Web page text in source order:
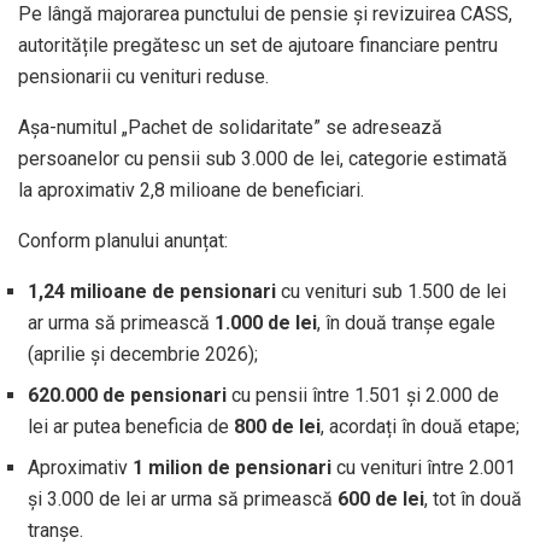
Pe lângă majorarea punctului de pensie și revizuirea CASS,
autoritățile pregătesc un set de ajutoare financiare pentru
pensionarii cu venituri reduse.
Așa-numitul „Pachet de solidaritate” se adresează
persoanelor cu pensii sub 3.000 de lei, categorie estimată
la aproximativ 2,8 milioane de beneficiari.
Conform planului anunțat:
1,24 milioane de pensionari cu venituri sub 1.500 de lei
ar urma să primească 1.000 de lei, în două tranșe egale
(aprilie și decembrie 2026);
620.000 de pensionari cu pensii între 1.501 și 2.000 de
lei ar putea beneficia de 800 de lei, acordați în două etape;
Aproximativ 1 milion de pensionari cu venituri între 2.001
și 3.000 de lei ar urma să primească 600 de lei, tot în două
tranșe.